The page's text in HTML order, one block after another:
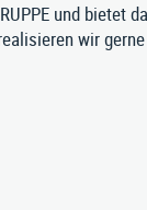
und
wir